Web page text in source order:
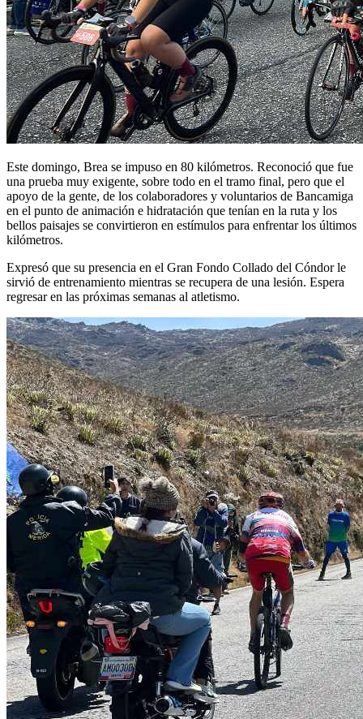
Este domingo, Brea se impuso en 80 kilómetros. Reconoció que fue
una prueba muy exigente, sobre todo en el tramo final, pero que el
apoyo de la gente, de los colaboradores y voluntarios de Bancamiga
en el punto de animación e hidratación que tenían en la ruta y los
bellos paisajes se convirtieron en estímulos para enfrentar los últimos
kilómetros.
Expresó que su presencia en el Gran Fondo Collado del Cóndor le
sirvió de entrenamiento mientras se recupera de una lesión. Espera
regresar en las próximas semanas al atletismo.